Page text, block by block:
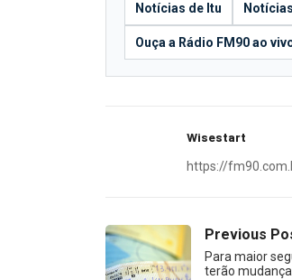
Notícias de Itu
Ouça a Rádio FM90 ao
Wisestart
https://
Previous
Para maior
terão